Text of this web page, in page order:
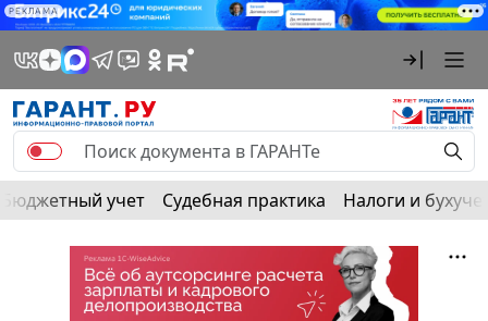
РЕКЛАМА
Бюджетный учет Судебная практика Налоги и